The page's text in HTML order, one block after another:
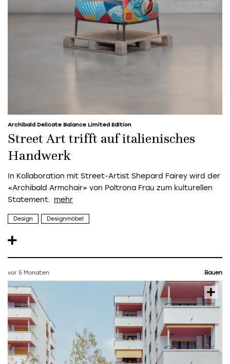
Archibald Delicate Balance Limited Edition
Street Art trifft auf italienisches
Handwerk
In Kollaboration mit Street-Artist Shepard Fairey wird der
«Archibald Armchair» von Poltrona Frau zum kulturellen
Statement.
Design Designmöbel
vor 5 Monaten Bauen